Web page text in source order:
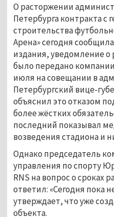
О расторжении
Петербурга контракта с
строительства
Арена» сегодня
издания, уведомление о
было передано
июля на совещании в
Петербургский вице-
объяснил это отказом
более жёстких
последний показывал
возведения стадиона и
Однако председатель
управления по спорту
RNS на вопрос о сроках
ответил: «Сегодня пока
утверждает, что уже
объекта.